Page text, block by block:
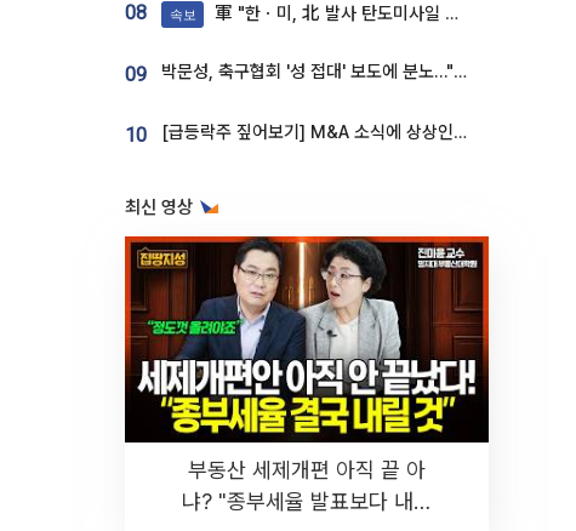
08 속보 軍 "한ㆍ미, 北 발사 탄도미사일 제원 정밀분석 중"
09 박문성, 축구협회 '성 접대' 보도에 분노…"다 말아먹으려고 작정했나"
10 [급등락주 짚어보기] M&A 소식에 상상인증권ㆍ유니켐 ‘상한가’⋯유증 제동 걸린 SK디앤디↑
최신 영상
부동산 세제개편 아직 끝 아
냐? "종부세율 발표보다 내릴